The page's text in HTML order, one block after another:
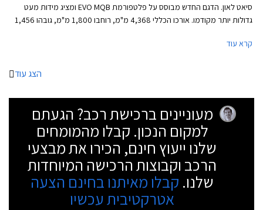
סיאט לאון. הדגם החדש מבוסס על פלטפורמת EVO MQB ומציג מידות מעט
גדולות יותר מקודמו. אורכו הכללי 4,368 מ"מ, רוחבו 1,800 מ"מ, גובהו 1,456
קרא עוד
הצג עוד
מעוניינים ברכישת רכב? הגעתם
למקום הנכון. קבלו מהמומחים
שלנו ייעוץ חינם, הכירו את מבצעי
הרכב וקבוצות הרכישה המיוחדות
שלנו. קבלו מאיתנו בחינם הצעה
אטרקטיבית עכשיו